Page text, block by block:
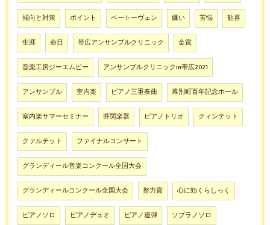
傾向と対策 ポイント ベートーヴェン 嫌い 苦悩 歓喜
生涯 命日 帯広アンサンブルクリニック 金賞
音楽工房ジーエムピー アンサンブルクリニックin帯広2021
アンサンブル 室内楽 ピアノ三重奏曲 幕別町百年記念ホール
室内楽サマーセミナー 井関楽器 ピアノトリオ クィンテット
クァルテット ファイナルコンサート
グランディール音楽コンクール全国大会
グランディールコンクール全国大会 努力賞 心に効くらしっく
ピアノソロ ピアノデュオ ピアノ連弾 ソプラノソロ